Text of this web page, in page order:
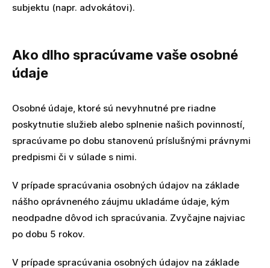
subjektu (napr. advokátovi).
Ako dlho spracúvame vaše osobné
údaje
Osobné údaje, ktoré sú nevyhnutné pre riadne
poskytnutie služieb alebo splnenie našich povinností,
spracúvame po dobu stanovenú príslušnými právnymi
predpismi či v súlade s nimi.
V prípade spracúvania osobných údajov na základe
nášho oprávneného záujmu ukladáme údaje, kým
neodpadne dôvod ich spracúvania. Zvyčajne najviac
po dobu 5 rokov.
V prípade spracúvania osobných údajov na základe